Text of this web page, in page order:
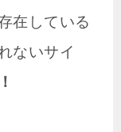
在している
ないサイ